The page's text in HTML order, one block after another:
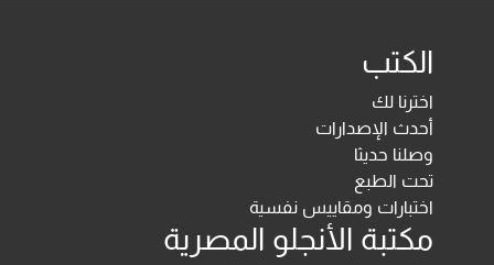
الكتب
اخترنا لك
أحدث الإصدارات
وصلنا حديثا
تحت الطبع
اختبارات ومقاييس نفسية
مكتبة الأنجلو المصرية